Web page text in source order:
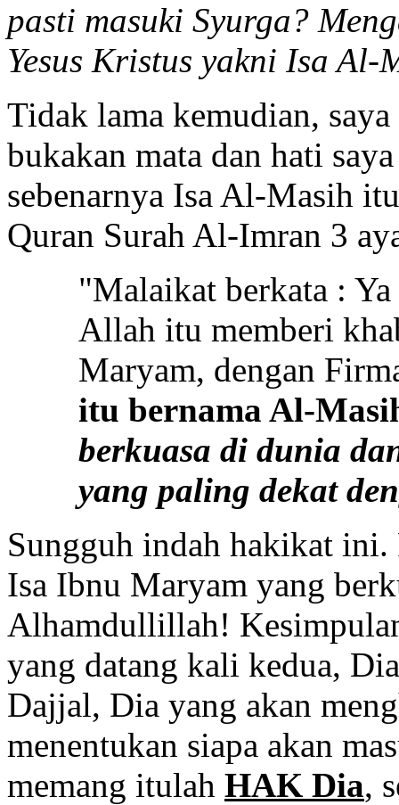
pasti masuki Syurga?
Yesus Kristus yakni Isa Al-
Tidak lama kemudian,
bukakan mata dan hati
sebenarnya Isa Al-Masih
Quran Surah Al-Imran 3
"Malaikat berkata :
Allah itu memberi
Maryam, dengan
itu bernama Al-
berkuasa di dunia
yang paling dekat
Sungguh indah hakikat
Isa Ibnu Maryam yang
Alhamdullillah!
yang datang kali kedua,
Dajjal, Dia yang akan
menentukan siapa akan
memang itulah HAK Dia,